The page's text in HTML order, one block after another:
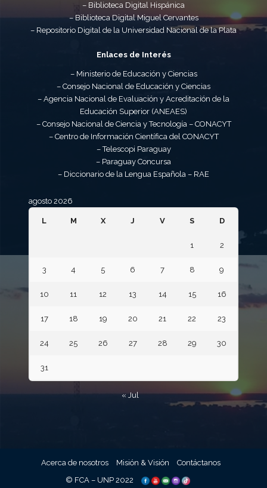
– Biblioteca Digital Hispánica
– Biblioteca Digital Miguel Cervantes
– Repositorio Digital de la Universidad Nacional de la Plata
Enlaces de Interés
– Ministerio de Educación y Ciencias
– Consejo Nacional de Educación y Ciencias
– Agencia Nacional de Evaluación y Acreditación de la
Educación Superior (ANEAES)
– Consejo Nacional de Ciencia y Tecnología – CONACYT
– Centro de Información Científica del CONACYT
– Telescopi Paraguay
– Paraguay Concursa
– Diccionario de la Lengua Española – RAE
agosto 2026
L M X J V S D
1 2
3 4 5 6 7 8 9
10 11 12 13 14 15 16
17 18 19 20 21 22 23
24 25 26 27 28 29 30
31
« Jul
Acerca de nosotros Misión & Visión
Contáctanos
© FCA – UNP 2022